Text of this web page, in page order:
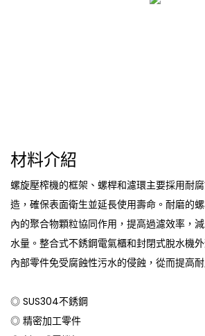
材料介紹
螺旋壓榨機的框架、螺桿和濾環主要採用耐
造，確保表面衛生並延長使用壽命。耐磨的
內的聚合物顆粒協同作用，提高過濾效率，
水量。整合式不銹鋼電氣櫃和封閉式脫水機
內部零件免受腐蝕性污水的侵蝕，從而提高
◎ SUS304不銹鋼
◎ 精密加工零件